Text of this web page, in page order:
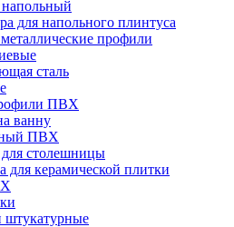
для напольного плинтуса
профили
сталь
ПВХ
ванну
ПВХ
столешницы
для керамической плитки